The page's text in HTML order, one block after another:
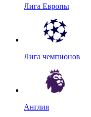
Лига Европы
Лига чемпионов
Англия